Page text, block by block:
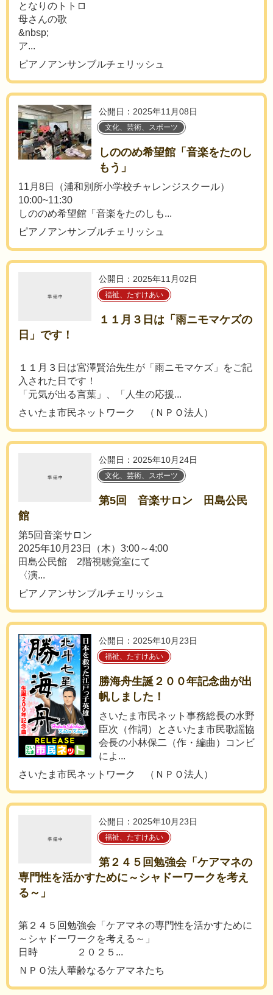
となりのトトロ
母さんの歌
&nbsp;
ア...
ピアノアンサンブルチェリッシュ
公開日：2025年11月08日
文化、芸術、スポーツ
しののめ希望館「音楽をたのし
もう」
11月8日（浦和別所小学校チャレンジスクール）
10:00~11:30
しののめ希望館「音楽をたのしも...
ピアノアンサンブルチェリッシュ
公開日：2025年11月02日
福祉、たすけあい
１１月３日は「雨ニモマケズの
日」です！
１１月３日は宮澤賢治先生が「雨ニモマケズ」をご記
入された日です！
「元気が出る言葉」、「人生の応援...
さいたま市民ネットワーク （ＮＰＯ法人）
公開日：2025年10月24日
文化、芸術、スポーツ
第5回 音楽サロン 田島公民
館
第5回音楽サロン
2025年10月23日（木）3:00～4:00
田島公民館 2階視聴覚室にて
〈演...
ピアノアンサンブルチェリッシュ
公開日：2025年10月23日
福祉、たすけあい
勝海舟生誕２００年記念曲が出
帆しました！
さいたま市民ネット事務総長の水野
臣次（作詞）とさいたま市民歌謡協
会長の小林保二（作・編曲）コンビ
によ...
さいたま市民ネットワーク （ＮＰＯ法人）
公開日：2025年10月23日
福祉、たすけあい
第２４５回勉強会「ケアマネの
専門性を活かすために～シャドーワークを考え
る～」
第２４５回勉強会「ケアマネの専門性を活かすために
～シャドーワークを考える～」
日時 ２０２５...
ＮＰＯ法人華齢なるケアマネたち